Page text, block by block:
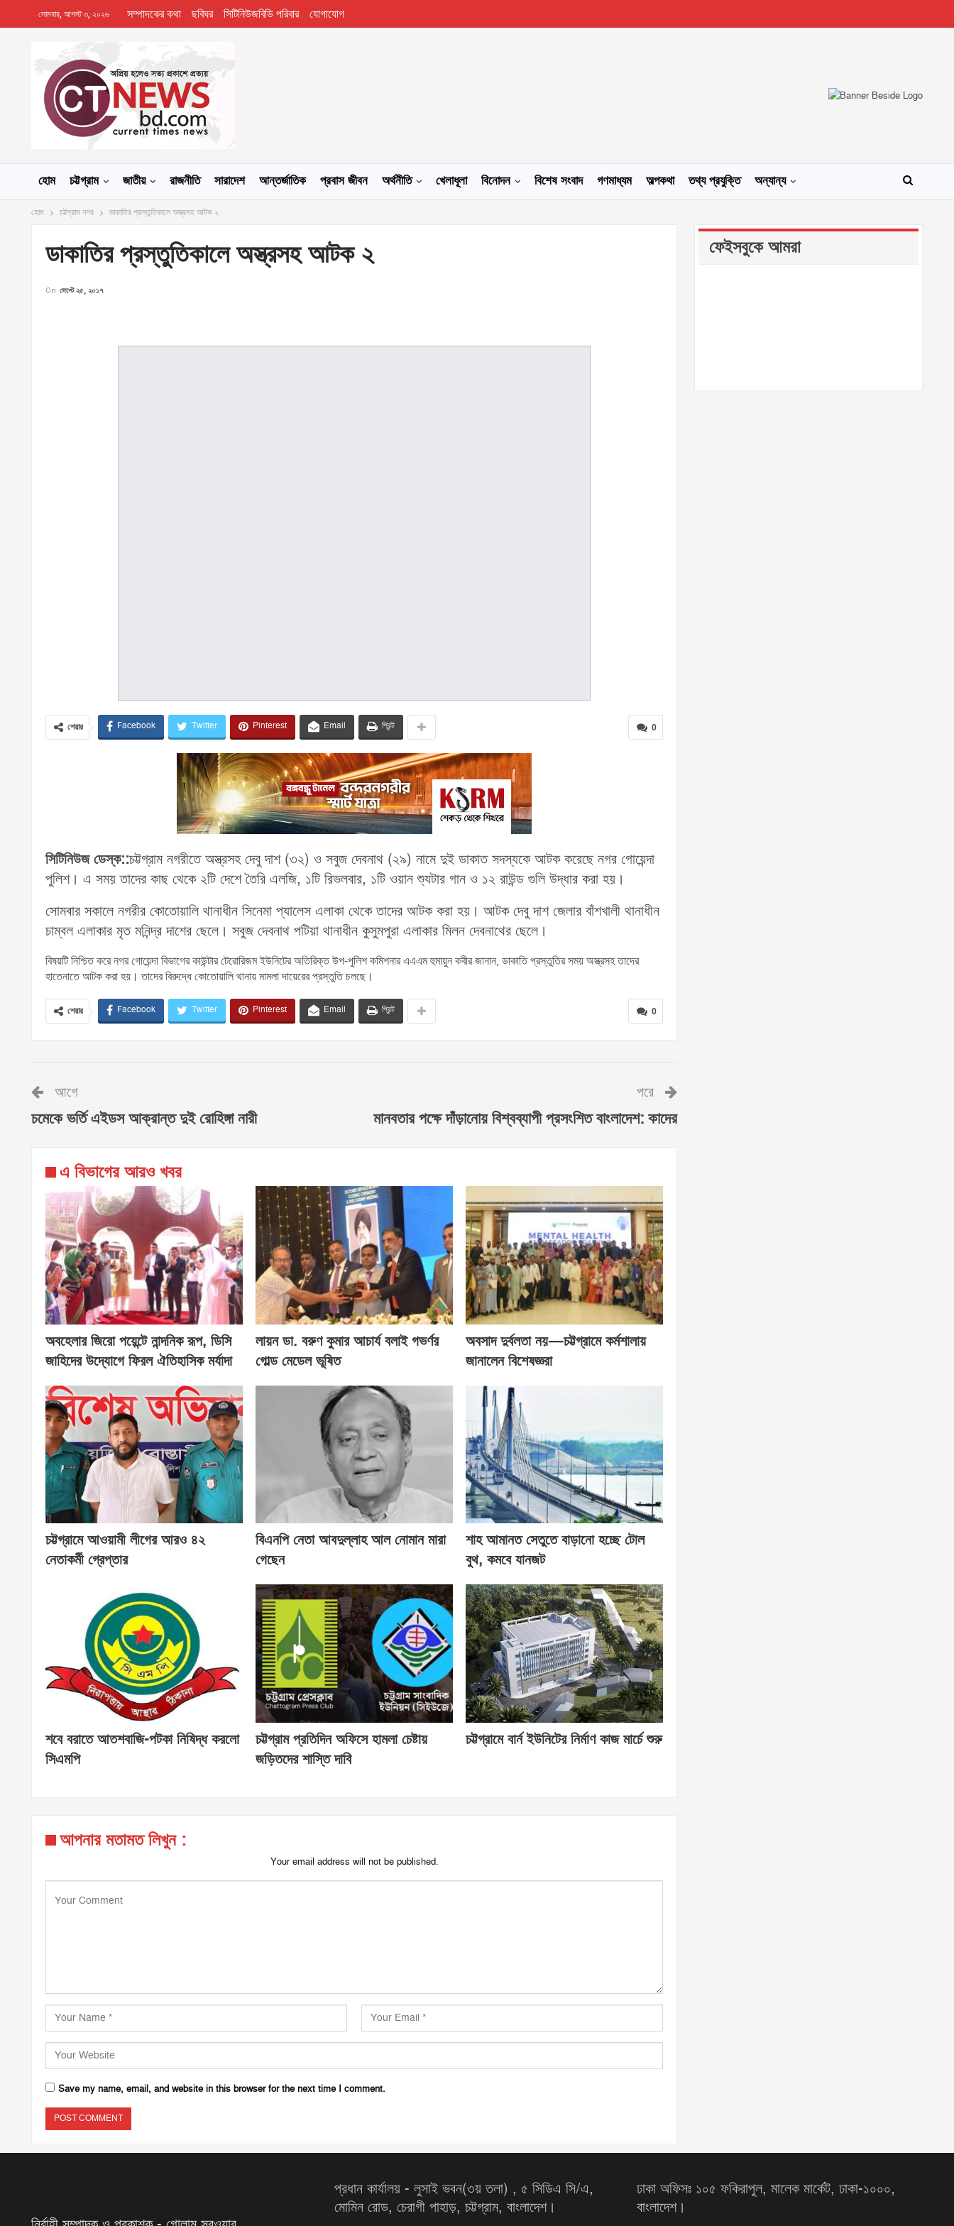
সোমবার, আগস্ট ৩, ২০২৬ সম্পাদকের কথা ছবিঘর সিটিনিউজবিডি পরিবার যোগাযোগ
হোম চট্টগ্রাম জাতীয় রাজনীতি সারাদেশ আন্তর্জাতিক প্রবাস জীবন অর্থনীতি খেলাধূলা বিনোদন বিশেষ সংবাদ গণমাধ্যম অল্পকথা তথ্য প্রযুক্তি অন্যান্য
হোম চট্টগ্রাম নগর ডাকাতির প্রস্তুতিকালে অস্ত্রসহ আটক ২
ডাকাতির প্রস্তুতিকালে অস্ত্রসহ আটক ২
On সেপ্টে ২৫, ২০১৭
0
শেয়ার Facebook Twitter Pinterest Email প্রিন্ট
সিটিনিউজ ডেস্ক::চট্টগ্রাম নগরীতে অস্ত্রসহ দেবু দাশ (৩২) ও সবুজ দেবনাথ (২৯) নামে দুই ডাকাত সদস্যকে আটক করেছে নগর গোয়েন্দা
পুলিশ। এ সময় তাদের কাছ থেকে ২টি দেশে তৈরি এলজি, ১টি রিভলবার, ১টি ওয়ান শ্যুটার গান ও ১২ রাউন্ড গুলি উদ্ধার করা হয়।
সোমবার সকালে নগরীর কোতোয়ালি থানাধীন সিনেমা প্যালেস এলাকা থেকে তাদের আটক করা হয়। আটক দেবু দাশ জেলার বাঁশখালী থানাধীন
চাম্বল এলাকার মৃত মনিন্দ্র দাশের ছেলে। সবুজ দেবনাথ পটিয়া থানাধীন কুসুমপুরা এলাকার মিলন দেবনাথের ছেলে।
বিষয়টি নিশ্চিত করে নগর গোয়েন্দা বিভাগের কাউন্টার টেরোরিজম ইউনিটের অতিরিক্ত উপ-পুলিশ কমিশনার এএএম হুমায়ুন কবীর জানান, ডাকাতি প্রস্তুতির সময় অস্ত্রসহ তাদের
হাতেনাতে আটক করা হয়। তাদের বিরুদ্ধে কোতোয়ালি থানায় মামলা দায়েরের প্রস্তুতি চলছে।
0
শেয়ার Facebook Twitter Pinterest Email প্রিন্ট
আগে
চমেকে ভর্তি এইডস আক্রান্ত দুই রোহিঙ্গা নারী
পরে
মানবতার পক্ষে দাঁড়ানোয় বিশ্বব্যাপী প্রসংশিত বাংলাদেশ: কাদের
এ বিভাগের আরও খবর
অবহেলার জিরো পয়েন্টে নান্দনিক রূপ, ডিসি
জাহিদের উদ্যোগে ফিরল ঐতিহাসিক মর্যাদা
লায়ন ডা. বরুণ কুমার আচার্য বলাই গভর্ণর
গোল্ড মেডেল ভূষিত
অবসাদ দুর্বলতা নয়—চট্টগ্রামে কর্মশালায়
জানালেন বিশেষজ্ঞরা
চট্টগ্রামে আওয়ামী লীগের আরও ৪২
নেতাকর্মী গ্রেপ্তার
বিএনপি নেতা আবদুল্লাহ আল নোমান মারা
গেছেন
শাহ আমানত সেতুতে বাড়ানো হচ্ছে টোল
বুথ, কমবে যানজট
শবে বরাতে আতশবাজি-পটকা নিষিদ্ধ করলো
সিএমপি
চট্টগ্রাম প্রতিদিন অফিসে হামলা চেষ্টায়
জড়িতদের শাস্তি দাবি
চট্টগ্রামে বার্ন ইউনিটের নির্মাণ কাজ মার্চে শুরু
আপনার মতামত লিখুন :
Your email address will not be published.
Save my name, email, and website in this browser for the next time I comment.
ফেইসবুকে আমরা
প্রধান কার্যালয় - লুসাই ভবন(৩য় তলা) , ৫ সিডিএ সি/এ,
মোমিন রোড, চেরাগী পাহাড়, চট্টগ্রাম, বাংলাদেশ।
ঢাকা অফিসঃ ১০৫ ফকিরাপুল, মালেক মার্কেট, ঢাকা-১০০০,
বাংলাদেশ।